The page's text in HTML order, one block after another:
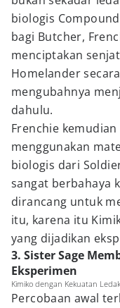
biologis
bagi Butcher,
menciptakan
Homelander
mengubahnya
dahulu.
Frenchie
menggunakan
biologis dari
sangat berbahaya
dirancang untuk
itu, karena itu
yang dijadikan
3. Sister Sage
Eksperimen
Kimiko dengan Kekuatan
Percobaan awal